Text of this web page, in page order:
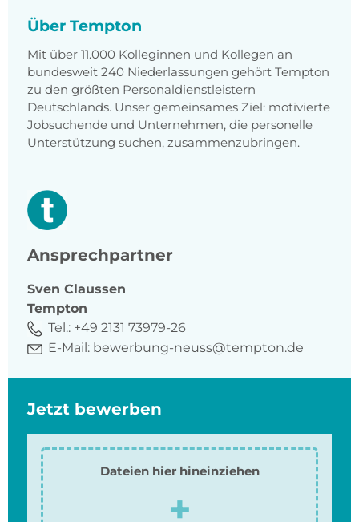
Über Tempton
Mit über 11.000 Kolleginnen und Kollegen an
bundesweit 240 Niederlassungen gehört Tempton
zu den größten Personaldienstleistern
Deutschlands. Unser gemeinsames Ziel: motivierte
Jobsuchende und Unternehmen, die personelle
Unterstützung suchen, zusammenzubringen.
Ansprechpartner
Sven Claussen
Tempton
Tel.: +49 2131 73979-26
E-Mail: bewerbung-neuss@tempton.de
Jetzt bewerben
Dateien hier hineinziehen